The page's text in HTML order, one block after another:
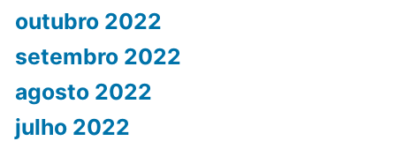
outubro 2022
setembro 2022
agosto 2022
julho 2022